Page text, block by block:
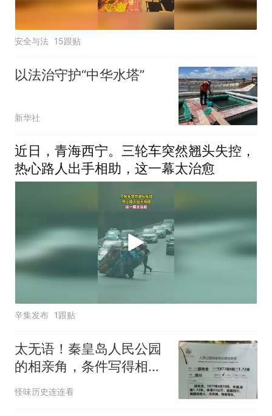
安全与法 15跟贴
以法治守护“中华水塔”
新华社
近日，青海西宁。三轮车突然翘头失控，
热心路人出手相助，这一幕太治愈
辛集发布 1跟贴
太无语！秦皇岛人民公园
的相亲角，条件写得相当
现实，外地人看一圈都安
怪味历史连连看